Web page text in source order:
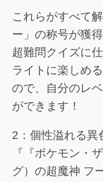
これらがすべて
ー」の称号が獲
超難問クイズに
ライトに楽しめ
ので、自分のレ
ができます！
2：個性溢れる異
『『ポケモン・
グ）の超魔神 フ